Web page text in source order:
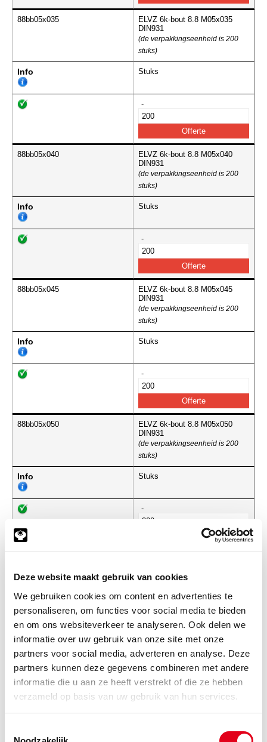
Deze website maakt gebruik van cookies
We gebruiken cookies om content en advertenties te
personaliseren, om functies voor social media te bieden
en om ons websiteverkeer te analyseren. Ook delen we
informatie over uw gebruik van onze site met onze
partners voor social media, adverteren en analyse. Deze
partners kunnen deze gegevens combineren met andere
informatie die u aan ze heeft verstrekt of die ze hebben
verzameld op basis van uw gebruik van hun services.
88bb05x035
ELVZ 6k-bout 8.8 M05x035
DIN931
(de verpakkingseenheid is 200
stuks)
Info Stuks
-
88bb05x040
ELVZ 6k-bout 8.8 M05x040
DIN931
(de verpakkingseenheid is 200
stuks)
Info Stuks
-
88bb05x045
ELVZ 6k-bout 8.8 M05x045
DIN931
(de verpakkingseenheid is 200
stuks)
Info Stuks
-
88bb05x050
ELVZ 6k-bout 8.8 M05x050
DIN931
(de verpakkingseenheid is 200
stuks)
Info Stuks
-
(de verpakkingseenheid is 200
Info Stuks
-
88bb05x060
ELVZ 6k-bout 8.8 M05x060
(de verpakkingseenheid is 200